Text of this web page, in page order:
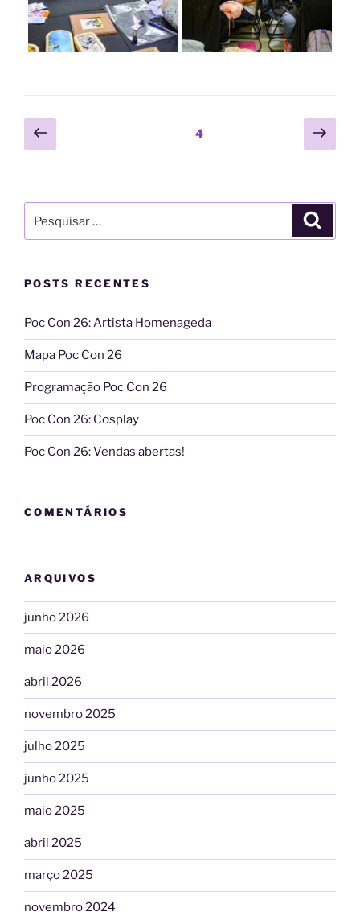
Paginação
de
Página
anterior
Página4
por:
POSTS RECENTES
Poc Con 26: Artista Homenageda
Mapa Poc Con 26
Programação Poc Con 26
Poc Con 26: Cosplay
Poc Con 26: Vendas abertas!
COMENTÁRIOS
ARQUIVOS
junho 2026
maio 2026
abril 2026
novembro 2025
julho 2025
junho 2025
maio 2025
abril 2025
março 2025
novembro 2024